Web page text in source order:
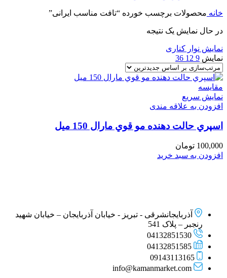
خانه محصولات برچسب خورده “تافت مناسب ایرانی”
در حال نمایش یک نتیجه
نمایش نوار کناری
نمایش 9
12
36
مقايسه
نمایش سریع
افزودن به علاقه مندی
اسپري حالت دهنده مو قوي مارال 150 میل
100,000 تومان
افزودن به سبد خرید
آذربایجانشرقی - تبریز - خیابان آذربایجان – خیابان شهید
رنجبر – پلاک 541
04132851530
04132851585
09143113165
info@kamanmarket.com